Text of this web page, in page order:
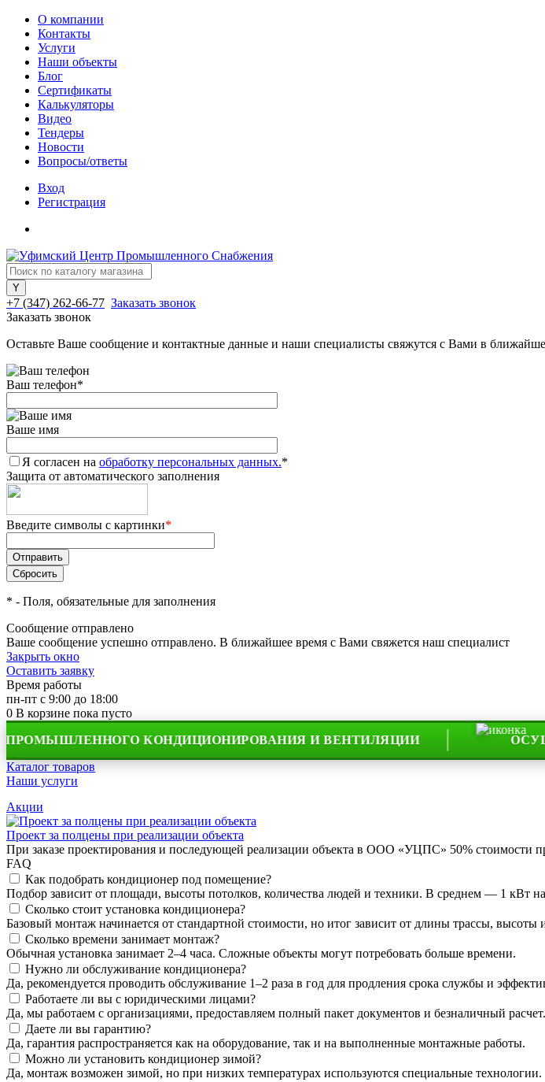
О компании
Контакты
Услуги
Наши объекты
Блог
Сертификаты
Калькуляторы
Видео
Тендеры
Новости
Вопросы/ответы
Вход
Регистрация
+7 (347) 262-66-77 Заказать звонок
Заказать звонок
Оставьте Ваше сообщение и контактные данные и наши специалисты свяжутся с Вами в
Ваш телефон*
Ваше имя
Я согласен на обработку персональных данных.*
Защита от автоматического заполнения
Введите символы с картинки*
* - Поля, обязательные для заполнения
Сообщение отправлено
Ваше сообщение успешно отправлено. В ближайшее время с Вами свяжется наш специалист
Закрыть окно
Оставить заявку
Время работы
пн-пт с 9:00 до 18:00
0 В корзине пока пусто
КОНДИЦИОНИРОВАНИЯ И ВЕНТИЛЯЦИИ
Каталог товаров
Наши услуги
Акции
Проект за полцены при реализации объекта
При заказе проектирования и последующей реализации объекта в ООО «УЦПС» 50% стоимости
FAQ
Как подобрать кондиционер под помещение?
Подбор зависит от площади, высоты потолков, количества людей и техники. В среднем — 1 кВт
Сколько стоит установка кондиционера?
Базовый монтаж начинается от стандартной стоимости, но итог зависит от длины трассы, высоты
Сколько времени занимает монтаж?
Обычная установка занимает 2–4 часа. Сложные объекты могут потребовать больше времени.
Нужно ли обслуживание кондиционера?
Да, рекомендуется проводить обслуживание 1–2 раза в год для продления срока службы и
Работаете ли вы с юридическими лицами?
Да, мы работаем с организациями, предоставляем полный пакет документов и безналичный расчет.
Даете ли вы гарантию?
Да, гарантия распространяется как на оборудование, так и на выполненные монтажные работы.
Можно ли установить кондиционер зимой?
Да, монтаж возможен зимой, но при низких температурах используются специальные технологии.